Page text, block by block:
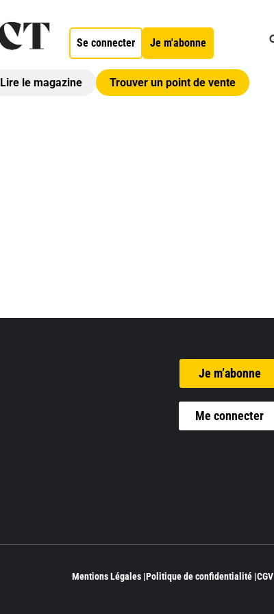
Se connecter Je m'abonne
Lire le magazine Trouver un point de vente
Je m’abonne
Me connecter
Mentions Légales |Politique de confidentialité |CGV